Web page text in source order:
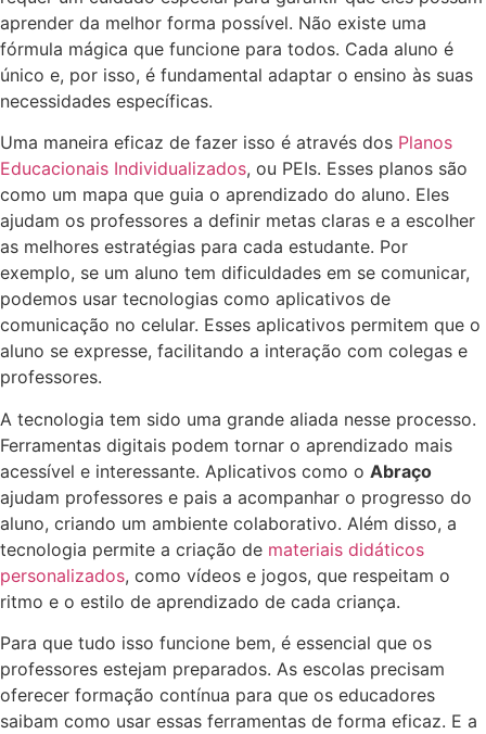
aprender da melhor forma possível. Não existe uma
fórmula mágica que funcione para todos. Cada aluno é
único e, por isso, é fundamental adaptar o ensino às suas
necessidades específicas.
Uma maneira eficaz de fazer isso é através dos Planos
Educacionais Individualizados, ou PEIs. Esses planos são
como um mapa que guia o aprendizado do aluno. Eles
ajudam os professores a definir metas claras e a escolher
as melhores estratégias para cada estudante. Por
exemplo, se um aluno tem dificuldades em se comunicar,
podemos usar tecnologias como aplicativos de
comunicação no celular. Esses aplicativos permitem que o
aluno se expresse, facilitando a interação com colegas e
professores.
A tecnologia tem sido uma grande aliada nesse processo.
Ferramentas digitais podem tornar o aprendizado mais
acessível e interessante. Aplicativos como o Abraço
ajudam professores e pais a acompanhar o progresso do
aluno, criando um ambiente colaborativo. Além disso, a
tecnologia permite a criação de materiais didáticos
personalizados, como vídeos e jogos, que respeitam o
ritmo e o estilo de aprendizado de cada criança.
Para que tudo isso funcione bem, é essencial que os
professores estejam preparados. As escolas precisam
oferecer formação contínua para que os educadores
saibam como usar essas ferramentas de forma eficaz. E a